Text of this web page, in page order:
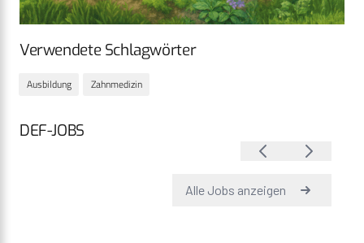
Verwendete Schlagwörter
Ausbildung Zahnmedizin
DEF-JOBS